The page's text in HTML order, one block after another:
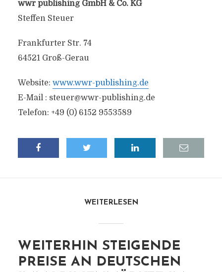
wwr publishing GmbH & Co. KG
Steffen Steuer
Frankfurter Str. 74
64521 Groß-Gerau
Website: www.wwr-publishing.de
E-Mail : steuer@wwr-publishing.de
Telefon: +49 (0) 6152 9553589
WEITERLESEN
WEITERHIN STEIGENDE
PREISE AN DEUTSCHEN